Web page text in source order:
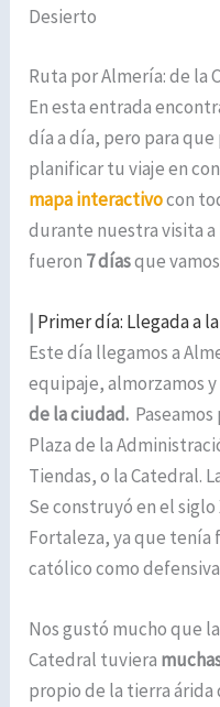
Desierto
Ruta por Almería: de la
En esta entrada
día a día, pero para
planificar tu viaje en
mapa interactivocon
durante nuestra visita
fueron 7 díasque
| Primer día: Llegada a
Este día llegamos a
equipaje, almorzamos
de la ciudad.
Plaza de la
Tiendas, o la Catedral.
Se construyó en el
Fortaleza, ya que
católico como
Nos gustó mucho que
Catedral tuviera
propio de la tierra árida